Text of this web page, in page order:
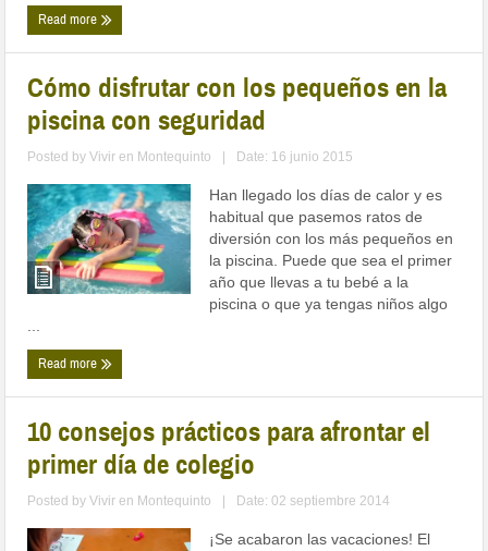
Read more
Cómo disfrutar con los pequeños en la
piscina con seguridad
Posted byVivir en Montequinto Date: 16 junio 2015
Han llegado los días de calor y es
habitual que pasemos ratos de
diversión con los más pequeños en
la piscina. Puede que sea el primer
año que llevas a tu bebé a la
piscina o que ya tengas niños algo
...
Read more
10 consejos prácticos para afrontar el
primer día de colegio
Posted byVivir en Montequinto Date: 02 septiembre 2014
¡Se acabaron las vacaciones! El